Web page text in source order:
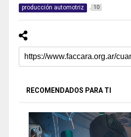
producción automotriz 10
RECOMENDADOS PARA TI